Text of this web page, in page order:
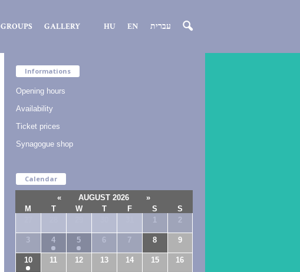
GROUPS GALLERY HU EN עברית
Informations
Opening hours
Availability
Ticket prices
Synagogue shop
Calendar
« AUGUST 2026
»
M
T W T F S
S
2
3 4 5 6 7 8 9
10 11 12 13 14 15 16